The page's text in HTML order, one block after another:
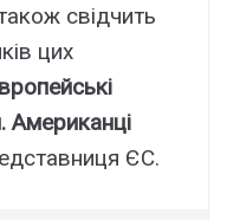
свідчить
цих
Американці
ЄС.